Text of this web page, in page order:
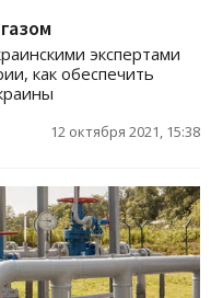
экспертами
как обеспечить
12 октября 2021, 15:38